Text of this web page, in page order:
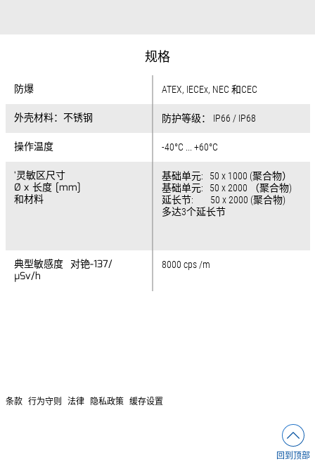
规格
防爆
外壳材料：不锈钢
操作温度
'灵敏区尺寸
Ø x 长度 [mm]
和材料
典型敏感度 对铯-137/
µSv/h
防爆 ATEX, IECEx, NEC 和CEC
外壳材料：不锈钢 防护等级： IP66 / IP68
操作温度 -40°C ... +60°C
'灵敏区尺寸
Ø x 长度 [mm]
和材料
基础单元: 50 x 1000 (聚合物）
基础单元: 50 x 2000 （聚合物)
延长节: 50 x 2000 (聚合物)
多达3个延长节
典型敏感度 对铯-137/
µSv/h
8000 cps /m
条款 行为守则 法律 隐私政策 缓存设置
回到顶部